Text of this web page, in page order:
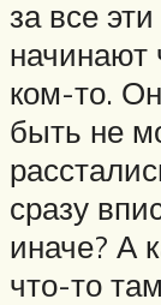
за все
начинают
ком-то.
быть не
сразу
иначе? А
что-то